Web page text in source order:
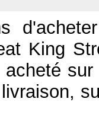
King
acheté